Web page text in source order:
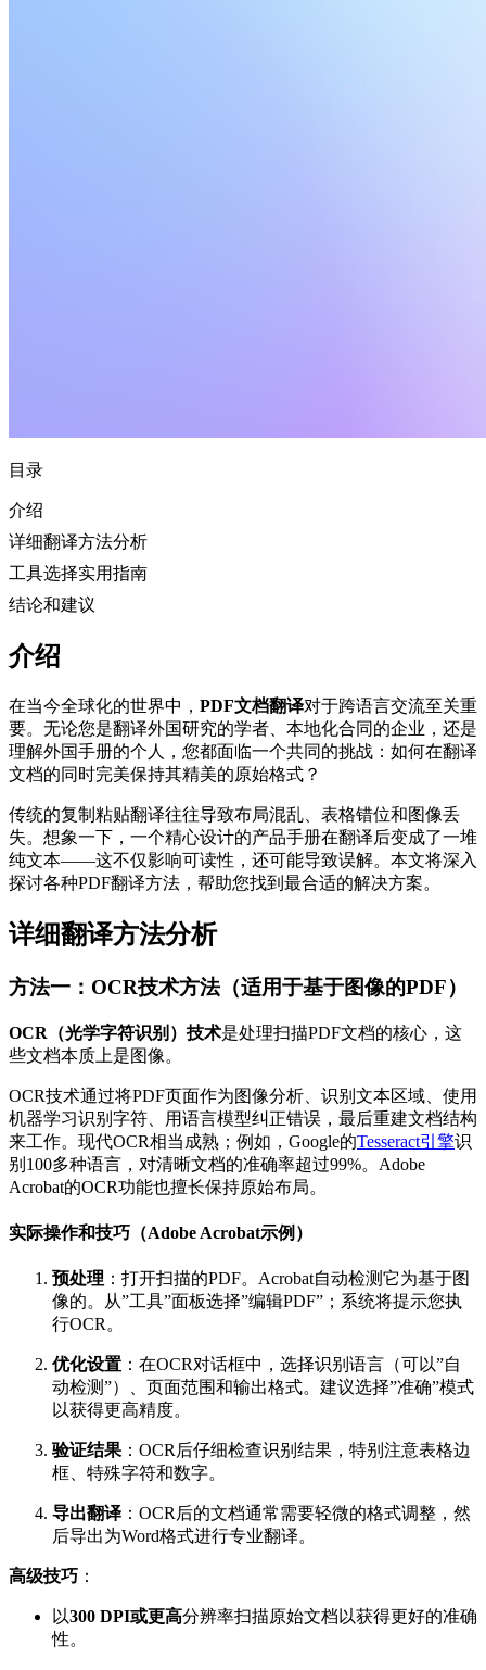
目录
介绍
详细翻译方法分析
工具选择实用指南
结论和建议
介绍
在当今全球化的世界中， PDF文档翻译对于跨语言交流至关重
要。无论您是翻译外国研究的学者、本地化合同的企业，还是
理解外国手册的个人，您都面临一个共同的挑战：如何在翻译
文档的同时完美保持其精美的原始格式？
传统的复制粘贴翻译往往导致布局混乱、表格错位和图像丢
失。想象一下，一个精心设计的产品手册在翻译后变成了一堆
纯文本——这不仅影响可读性，还可能导致误解。本文将深入
探讨各种PDF翻译方法，帮助您找到最合适的解决方案。
详细翻译方法分析
方法一：OCR技术方法（适用于基于图像的PDF）
OCR（光学字符识别）技术是处理扫描PDF文档的核心，这
些文档本质上是图像。
OCR技术通过将PDF页面作为图像分析、识别文本区域、使用
机器学习识别字符、用语言模型纠正错误，最后重建文档结构
来工作。现代OCR相当成熟；例如，Google的Tesseract引擎识
别100多种语言，对清晰文档的准确率超过99%。Adobe
Acrobat的OCR功能也擅长保持原始布局。
实际操作和技巧（Adobe Acrobat示例）
预处理 ：打开扫描的PDF。Acrobat自动检测它为基于图
像的。从”工具”面板选择”编辑PDF”；系统将提示您执
行OCR。
优化设置 ：在OCR对话框中，选择识别语言（可以”自
动检测”）、页面范围和输出格式。建议选择”准确”模式
以获得更高精度。
验证结果 ：OCR后仔细检查识别结果，特别注意表格边
框、特殊字符和数字。
导出翻译 ：OCR后的文档通常需要轻微的格式调整，然
后导出为Word格式进行专业翻译。
高级技巧 ：
以300 DPI或更高分辨率扫描原始文档以获得更好的准确
性。